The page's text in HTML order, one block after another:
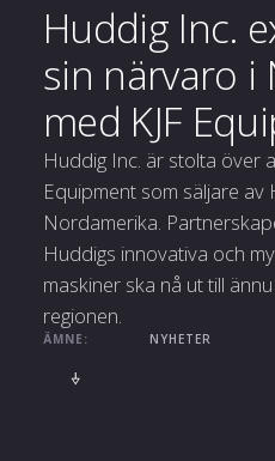
Huddig Inc.
sin närvaro i
med KJF
Huddig Inc. är stolta över
Equipment som säljare av
Nordamerika.
Huddigs innovativa och
maskiner ska nå ut till
regionen.
ÄMNE: NYHETER